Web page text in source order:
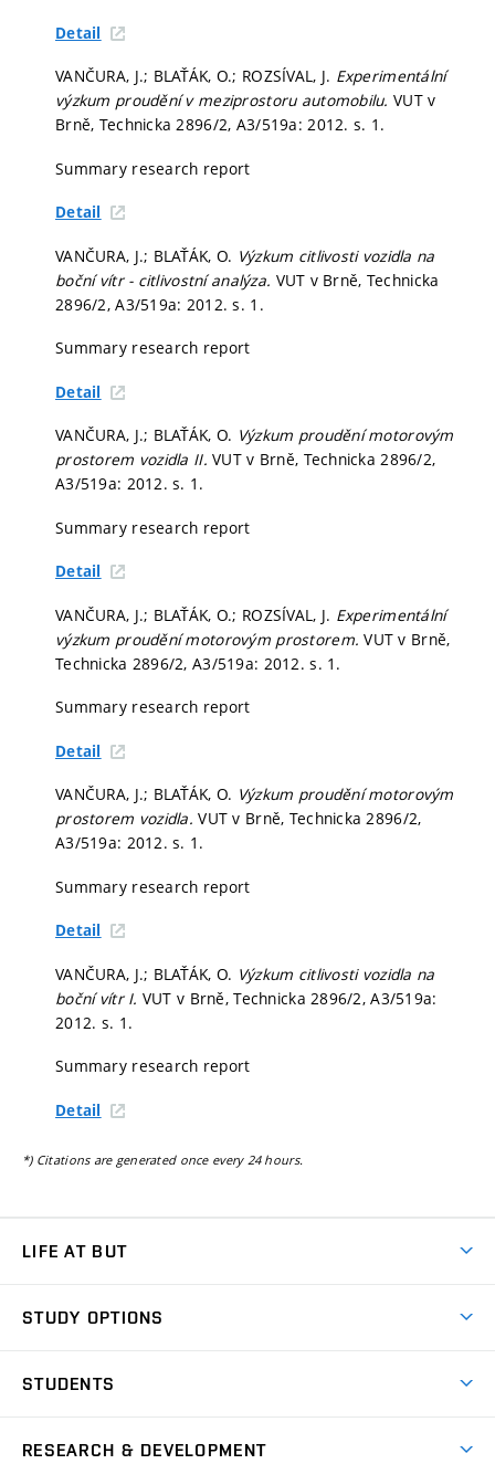
Detail
VANČURA, J.; BLAŤÁK, O.; ROZSÍVAL, J. Experimentální
výzkum proudění v meziprostoru automobilu.VUT v
Brně, Technicka 2896/2, A3/519a: 2012. s. 1.
Summary research report
Detail
VANČURA, J.; BLAŤÁK, O. Výzkum citlivosti vozidla na
boční vítr - citlivostní analýza. VUT v Brně, Technicka
2896/2, A3/519a: 2012.s. 1.
Summary research report
Detail
VANČURA, J.; BLAŤÁK, O. Výzkum proudění motorovým
prostorem vozidla II.VUT v Brně, Technicka 2896/2,
A3/519a: 2012.s. 1.
Summary research report
Detail
VANČURA, J.; BLAŤÁK, O.; ROZSÍVAL, J. Experimentální
výzkum proudění motorovým prostorem.VUT v Brně,
Technicka 2896/2, A3/519a: 2012.s. 1.
Summary research report
Detail
VANČURA, J.; BLAŤÁK, O. Výzkum proudění motorovým
prostorem vozidla.VUT v Brně, Technicka 2896/2,
A3/519a: 2012.s. 1.
Summary research report
Detail
VANČURA, J.; BLAŤÁK, O. Výzkum citlivosti vozidla na
boční vítr I. VUT v Brně, Technicka 2896/2, A3/519a:
2012. s. 1.
Summary research report
Detail
*) Citations are generated once every 24 hours.
LIFE AT BUT
Dormitories
Sport
STUDY OPTIONS
Degree studies in English
STUDENTS
RESEARCH & DEVELOPMENT